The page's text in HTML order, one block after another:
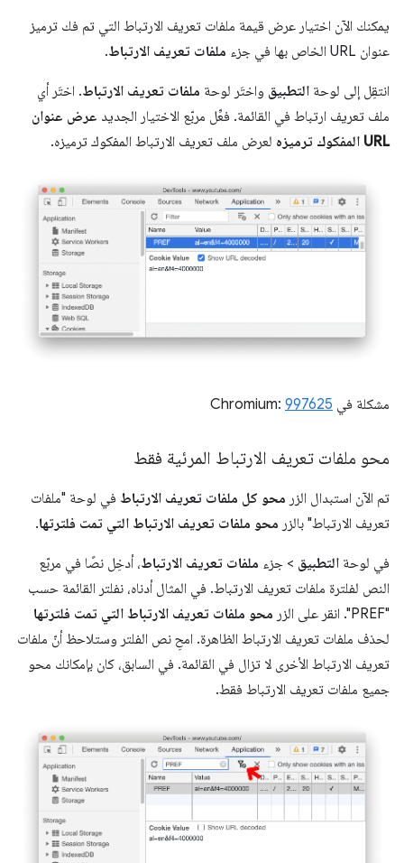
يمكنك الآن اختيار عرض قيمة ملفات تعريف الارتباط التي تم فك ترميز
عنوان URL الخاص بها في جزء
ملفات تعريف الارتباط.
انتقِل إلى لوحة التطبيق واختَر لوحة ملفات تعريف الارتباط. اختَر أي
ملف تعريف ارتباط في القائمة. فعِّل مربّع الاختيار الجديد عرض عنوان
URL المفكوك ترميزه
لعرض ملف تعريف الارتباط المفكوك ترميزه.
مشكلة في Chromium: 997625
محو ملفات تعريف الارتباط المرئية فقط
تم الآن استبدال الزر محو كل ملفات تعريف الارتباط في لوحة "ملفات
تعريف الارتباط" بالزر محو ملفات تعريف الارتباط التي تمت فلترتها.
في لوحة التطبيق > جزء ملفات تعريف الارتباط، أدخِل نصًا في مربّع
النص لفلترة ملفات تعريف الارتباط. في المثال أدناه، نفلتر القائمة حسب
"PREF". انقر على الزر
محو ملفات تعريف الارتباط التي تمت فلترتها
لحذف ملفات تعريف الارتباط الظاهرة. امحِ نص الفلتر وستلاحظ أنّ ملفات
تعريف الارتباط الأخرى لا تزال في القائمة. في السابق، كان بإمكانك محو
جميع ملفات تعريف الارتباط فقط.